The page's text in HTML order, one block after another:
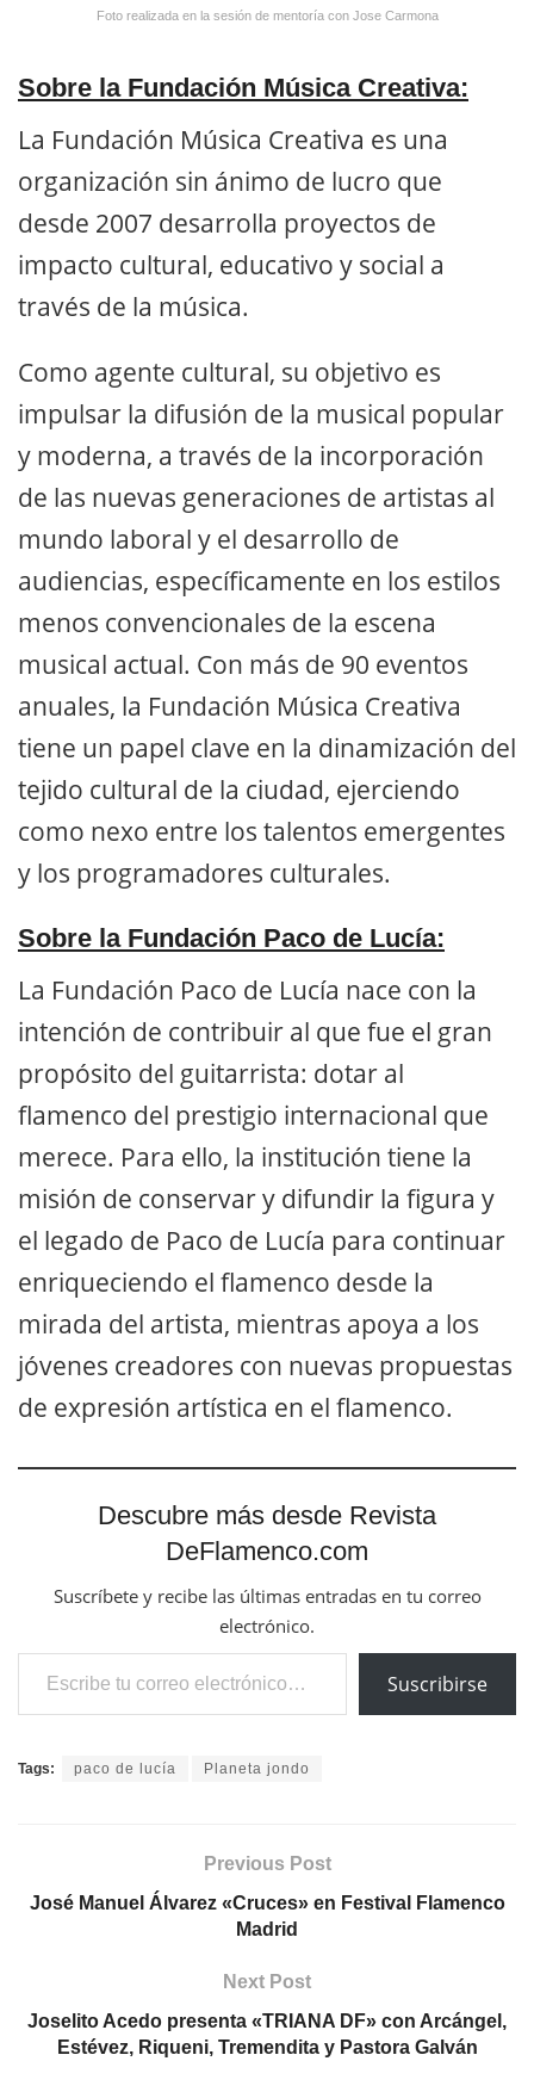
Foto realizada en la sesión de mentoría con Jose Carmona
Sobre la Fundación Música Creativa:
La Fundación Música Creativa es una
organización sin ánimo de lucro que
desde 2007 desarrolla proyectos de
impacto cultural, educativo y social a
través de la música.
Como agente cultural, su objetivo es
impulsar la difusión de la musical popular
y moderna, a través de la incorporación
de las nuevas generaciones de artistas al
mundo laboral y el desarrollo de
audiencias, específicamente en los estilos
menos convencionales de la escena
musical actual. Con más de 90 eventos
anuales, la Fundación Música Creativa
tiene un papel clave en la dinamización del
tejido cultural de la ciudad, ejerciendo
como nexo entre los talentos emergentes
y los programadores culturales.
Sobre la Fundación Paco de Lucía:
La Fundación Paco de Lucía nace con la
intención de contribuir al que fue el gran
propósito del guitarrista: dotar al
flamenco del prestigio internacional que
merece. Para ello, la institución tiene la
misión de conservar y difundir la figura y
el legado de Paco de Lucía para continuar
enriqueciendo el flamenco desde la
mirada del artista, mientras apoya a los
jóvenes creadores con nuevas propuestas
de expresión artística en el flamenco.
Descubre más desde Revista
DeFlamenco.com
Suscríbete y recibe las últimas entradas en tu correo
electrónico.
Escribe tu correo electrónico…
Suscribirse
Tags: paco de lucía Planeta jondo
Previous Post
José Manuel Álvarez «Cruces» en Festival Flamenco
Madrid
Next Post
Joselito Acedo presenta «TRIANA DF» con Arcángel,
Estévez, Riqueni, Tremendita y Pastora Galván